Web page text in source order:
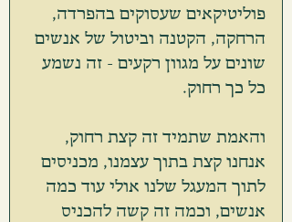
פוליטיקאים שעסוקים בהפרדה,
הרחקה, הקטנה וביטול של אנשים
שונים על מגוון רקעים - זה נשמע
כל כך רחוק.
והאמת שתמיד זה קצת רחוק,
אנחנו קצת בתוך עצמנו, מכניסים
לתוך המעגל שלנו אולי עוד כמה
אנשים, וכמה זה קשה להכניס